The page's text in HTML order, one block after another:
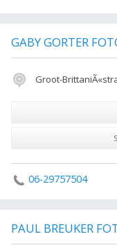
GABY GORTER
Groot-
06-29757504
PAUL BREUKER